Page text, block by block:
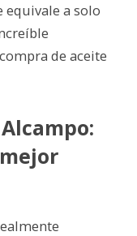
equivale a solo
de aceite